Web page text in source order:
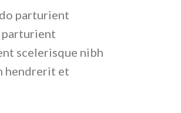
parturient
parturient
scelerisque nibh
hendrerit et